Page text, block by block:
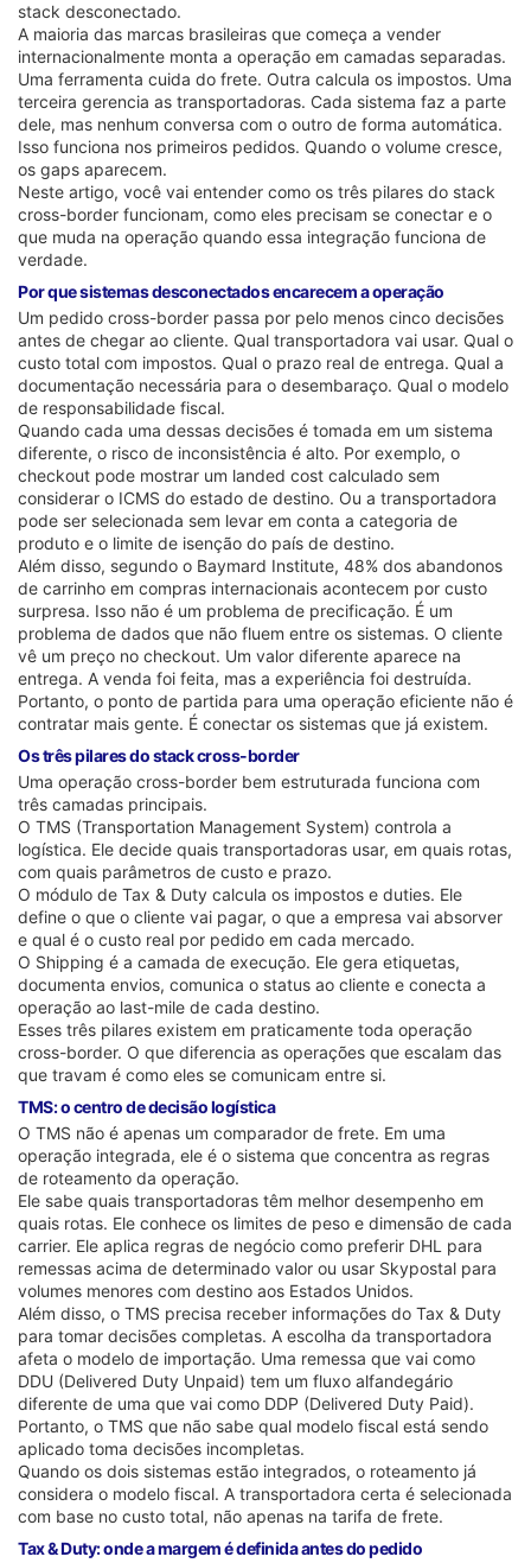
stack desconectado.
A maioria das marcas brasileiras que começa a vender
internacionalmente monta a operação em camadas separadas.
Uma ferramenta cuida do frete. Outra calcula os impostos. Uma
terceira gerencia as transportadoras. Cada sistema faz a parte
dele, mas nenhum conversa com o outro de forma automática.
Isso funciona nos primeiros pedidos. Quando o volume cresce,
os gaps aparecem.
Neste artigo, você vai entender como os três pilares do stack
cross-border funcionam, como eles precisam se conectar e o
que muda na operação quando essa integração funciona de
verdade.
Por que sistemas desconectados encarecem a operação
Um pedido cross-border passa por pelo menos cinco decisões
antes de chegar ao cliente. Qual transportadora vai usar. Qual o
custo total com impostos. Qual o prazo real de entrega. Qual a
documentação necessária para o desembaraço. Qual o modelo
de responsabilidade fiscal.
Quando cada uma dessas decisões é tomada em um sistema
diferente, o risco de inconsistência é alto. Por exemplo, o
checkout pode mostrar um landed cost calculado sem
considerar o ICMS do estado de destino. Ou a transportadora
pode ser selecionada sem levar em conta a categoria de
produto e o limite de isenção do país de destino.
Além disso, segundo o Baymard Institute, 48% dos abandonos
de carrinho em compras internacionais acontecem por custo
surpresa. Isso não é um problema de precificação. É um
problema de dados que não fluem entre os sistemas. O cliente
vê um preço no checkout. Um valor diferente aparece na
entrega. A venda foi feita, mas a experiência foi destruída.
Portanto, o ponto de partida para uma operação eficiente não é
contratar mais gente. É conectar os sistemas que já existem.
Os três pilares do stack cross-border
Uma operação cross-border bem estruturada funciona com
três camadas principais.
O TMS (Transportation Management System) controla a
logística. Ele decide quais transportadoras usar, em quais rotas,
com quais parâmetros de custo e prazo.
O módulo de Tax & Duty calcula os impostos e duties. Ele
define o que o cliente vai pagar, o que a empresa vai absorver
e qual é o custo real por pedido em cada mercado.
O Shipping é a camada de execução. Ele gera etiquetas,
documenta envios, comunica o status ao cliente e conecta a
operação ao last-mile de cada destino.
Esses três pilares existem em praticamente toda operação
cross-border. O que diferencia as operações que escalam das
que travam é como eles se comunicam entre si.
TMS: o centro de decisão logística
O TMS não é apenas um comparador de frete. Em uma
operação integrada, ele é o sistema que concentra as regras
de roteamento da operação.
Ele sabe quais transportadoras têm melhor desempenho em
quais rotas. Ele conhece os limites de peso e dimensão de cada
carrier. Ele aplica regras de negócio como preferir DHL para
remessas acima de determinado valor ou usar Skypostal para
volumes menores com destino aos Estados Unidos.
Além disso, o TMS precisa receber informações do Tax & Duty
para tomar decisões completas. A escolha da transportadora
afeta o modelo de importação. Uma remessa que vai como
DDU (Delivered Duty Unpaid) tem um fluxo alfandegário
diferente de uma que vai como DDP (Delivered Duty Paid).
Portanto, o TMS que não sabe qual modelo fiscal está sendo
aplicado toma decisões incompletas.
Quando os dois sistemas estão integrados, o roteamento já
considera o modelo fiscal. A transportadora certa é selecionada
com base no custo total, não apenas na tarifa de frete.
Tax & Duty: onde a margem é definida antes do pedido